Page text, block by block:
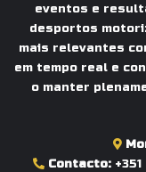
eventos e
desportos
mais relevantes
em tempo real e
o manter
Contacto: